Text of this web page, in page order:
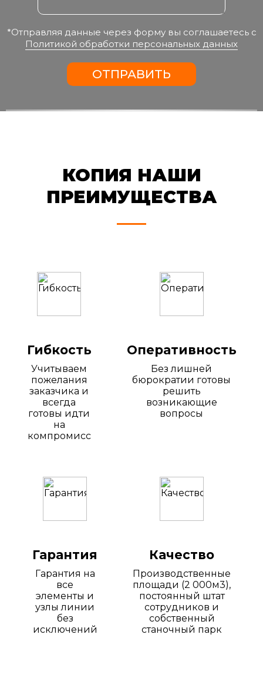
*Отправляя данные через форму вы соглашаетесь с
Политикой обработки персональных данных
ОТПРАВИТЬ
КОПИЯ НАШИ
ПРЕИМУЩЕСТВА
Гибкость
Учитываем
пожелания
заказчика и
всегда
готовы идти
на
компромисс
Оперативность
Без лишней
бюрократии готовы
решить
возникающие
вопросы
Гарантия
Гарантия на
все
элементы и
узлы линии
без
исключений
Качество
Производственные
площади (2 000м3),
постоянный штат
сотрудников и
собственный
станочный парк